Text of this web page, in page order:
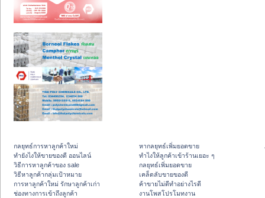
กลยุทธ์การหาลูกค้าใหม่
ทํายังไงให้ขายของดี ออนไลน์
วิธีการหาลูกค้าของ sale
วิธีหาลูกค้ากลุ่มเป้าหมาย
การหาลูกค้าใหม่ รักษาลูกค้าเก่า
ช่องทางการเข้าถึงลูกค้า
หากลยุทธ์เพิ่มยอดขาย
ทําไงให้ลูกค้าเข้าร้านเยอะ ๆ
กลยุทธ์เพิ่มยอดขาย
เคล็ดลับขายของดี
ค้าขายไม่ดีทำอย่างไรดี
งานโพสโปรโมทงาน